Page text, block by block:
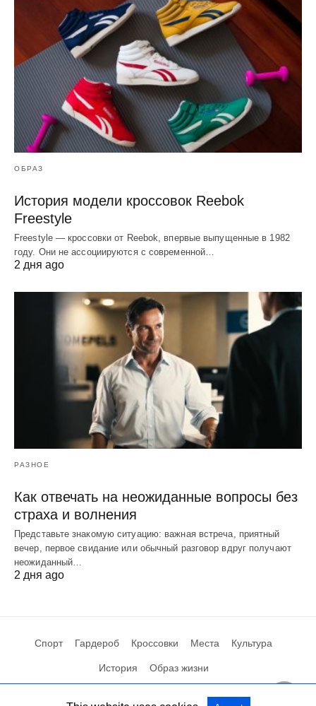
ОБРАЗ
История модели кроссовок Reebok
Freestyle
Freestyle — кроссовки от Reebok, впервые выпущенные в 1982
году. Они не ассоциируются с современной…
2 дня ago
РАЗНОЕ
Как отвечать на неожиданные вопросы без
страха и волнения
Представьте знакомую ситуацию: важная встреча, приятный
вечер, первое свидание или обычный разговор вдруг получают
неожиданный…
2 дня ago
Спорт Гардероб Кроссовки Места Культура
История Образ жизни